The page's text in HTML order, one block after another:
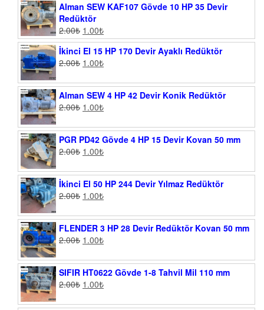
Alman SEW KAF107 Gövde 10 HP 35 Devir
Redüktör
2.00₺ 1.00₺
İkinci El 15 HP 170 Devir Ayaklı Redüktör
2.00₺ 1.00₺
Alman SEW 4 HP 42 Devir Konik Redüktör
2.00₺ 1.00₺
PGR PD42 Gövde 4 HP 15 Devir Kovan 50 mm
2.00₺ 1.00₺
İkinci El 50 HP 244 Devir Yılmaz Redüktör
2.00₺ 1.00₺
FLENDER 3 HP 28 Devir Redüktör Kovan 50 mm
2.00₺ 1.00₺
SIFIR HT0622 Gövde 1-8 Tahvil Mil 110 mm
2.00₺ 1.00₺